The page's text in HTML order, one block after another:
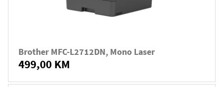
Brother MFC-L2712DN, Mono Laser
499,00 KM